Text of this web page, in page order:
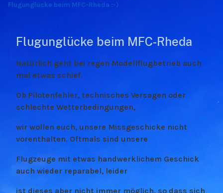
Flugunglücke beim MFC-Rheda :-)
Flugunglücke beim MFC-Rheda
Natürlich geht bei regen Modellflugbetrieb auch
mal etwas schief.
Ob Pilotenfehler, technisches Versagen oder
schlechte Wetterbedingungen,
wir wollen euch, unsere Missgeschicke nicht
vorenthalten. Oftmals sind unsere
Flugzeuge mit etwas handwerklichem Geschick
auch wieder reparabel, leider
ist dieses aber nicht immer möglich, so dass sich